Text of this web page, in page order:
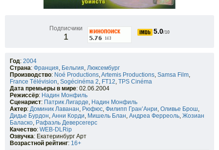
Подписчики
1
5.0/10
Год: 2004
Страна: Франция, Бельгия, Люксембург
Производство: Noé Productions,Artemis Productions, Samsa Film,
France Télévision, Sogécinéma 2, FT12, TPS Cinéma
Дата премьеры в мире: 02.06.2004
Режиссёр: Надин Монфиль
Сценарист: Патрик Лигарде, Надин Монфиль
Актер: Доминик Лаванан, Рюфюс, Филипп Гран’Анри, Оливье Брош,
Дидье Бурдон, Анни Корди, Мишель Блан, Андреа Ферреоль, Жозиан
Баласко, Рафаэль Деверсегерс
Качество: WEB-DLRip
Озвучка: Екатеринбург Арт
Возрастной рейтинг: 16+